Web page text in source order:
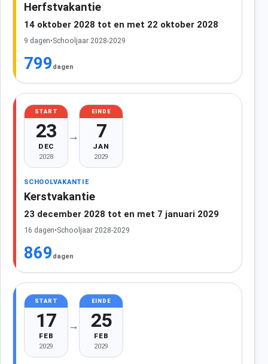
Herfstvakantie
14 oktober 2028 tot en met 22 oktober 2028
9 dagen•Schooljaar 2028-2029
799 dagen
START
23
DEC
2028
→
EINDE
7
JAN
2029
SCHOOLVAKANTIE
Kerstvakantie
23 december 2028 tot en met 7 januari 2029
16 dagen•Schooljaar 2028-2029
869 dagen
START
17
FEB
2029
→
EINDE
25
FEB
2029